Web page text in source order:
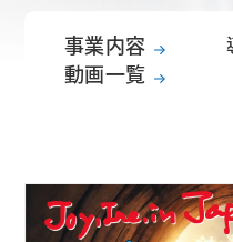
事業内容
動画一覧